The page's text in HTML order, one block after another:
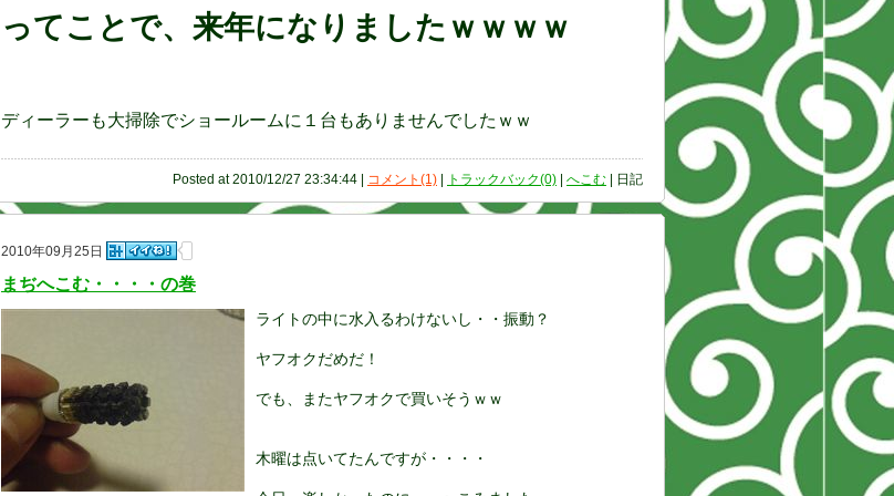
ってことで、来年になりましたｗｗｗｗ
ディーラーも大掃除でショールームに１台もありませんでしたｗｗ
Posted at 2010/12/27 23:34:44 | コメント(1) | トラックバック(0) | へこむ | 日記
2010年09月25日
まぢへこむ・・・・の巻
ライトの中に水入るわけないし・・振動？
ヤフオクだめだ！
でも、またヤフオクで買いそうｗｗ
木曜は点いてたんですが・・・・